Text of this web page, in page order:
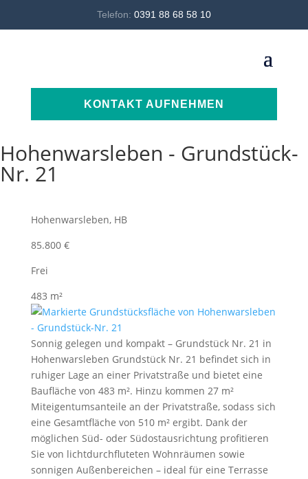
Telefon: 0391 88 68 58 10
KONTAKT AUFNEHMEN
Hohenwarsleben - Grundstück-
Nr. 21
Hohenwarsleben, HB
85.800 €
Frei
483 m²
Sonnig gelegen und kompakt – Grundstück Nr. 21 in
Hohenwarsleben Grundstück Nr. 21 befindet sich in
ruhiger Lage an einer Privatstraße und bietet eine
Baufläche von 483 m². Hinzu kommen 27 m²
Miteigentumsanteile an der Privatstraße, sodass sich
eine Gesamtfläche von 510 m² ergibt. Dank der
möglichen Süd- oder Südostausrichtung profitieren
Sie von lichtdurchfluteten Wohnräumen sowie
sonnigen Außenbereichen – ideal für eine Terrasse